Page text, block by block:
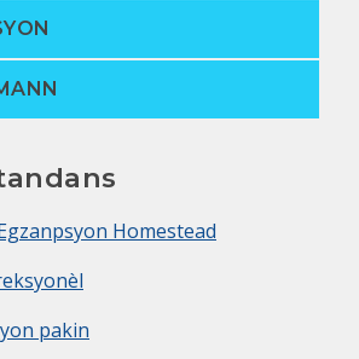
Homestead
pakin